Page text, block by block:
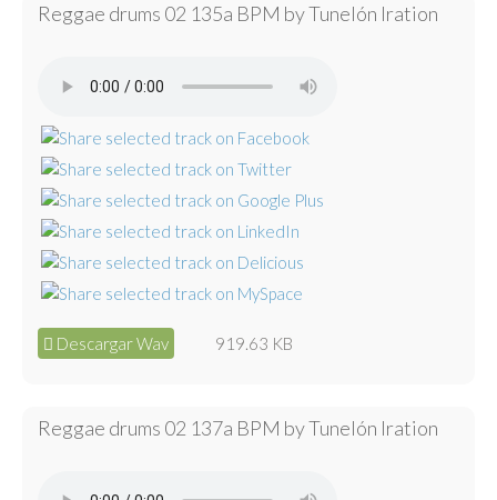
Reggae drums 02 135a BPM by Tunelón Iration
Descargar Wav 919.63 KB
Reggae drums 02 137a BPM by Tunelón Iration